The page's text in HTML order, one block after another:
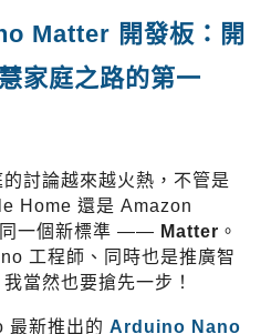
Matter 開發板：開
家庭之路的第一
討論越來越火熱，不管是
Home 還是 Amazon
同一個新標準 —— Matter 。
工程師、同時也是推廣智
當然也要搶先一步！
最新推出的 Arduino Nano